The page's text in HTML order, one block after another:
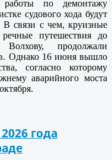
работы по демонтажу
судового хода будут
связи с чем, круизные
путешествия до
продолжали
Однако 16 июня вышло
согласно которому
аварийного моста
года